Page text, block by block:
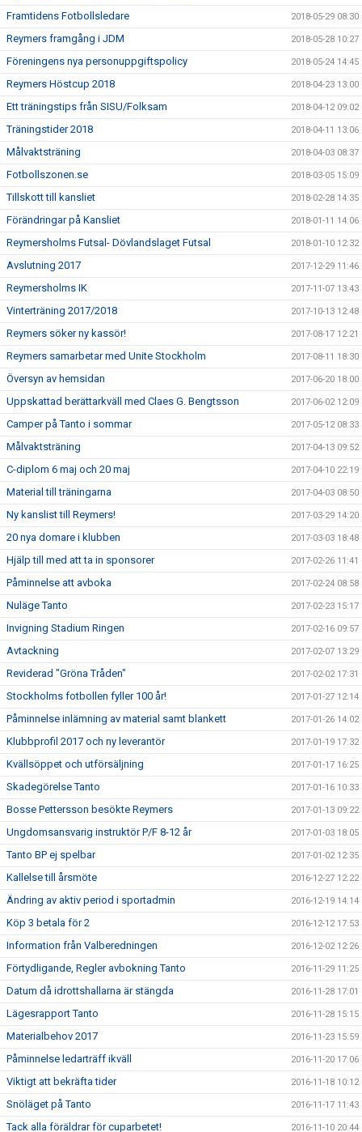
Framtidens Fotbollsledare 2018-05-29 08:30
Reymers framgång i JDM 2018-05-28 10:27
Föreningens nya personuppgiftspolicy 2018-05-24 14:45
Reymers Höstcup 2018 2018-04-23 13:00
Ett träningstips från SISU/Folksam 2018-04-12 09:02
Träningstider 2018 2018-04-11 13:06
Målvaktsträning 2018-04-03 08:37
Fotbollszonen.se 2018-03-05 15:09
Tillskott till kansliet 2018-02-28 14:35
Förändringar på Kansliet 2018-01-11 14:06
Reymersholms Futsal- Dövlandslaget Futsal 2018-01-10 12:32
Avslutning 2017 2017-12-29 11:46
Reymersholms IK 2017-11-07 13:43
Vinterträning 2017/2018 2017-10-13 12:48
Reymers söker ny kassör! 2017-08-17 12:21
Reymers samarbetar med Unite Stockholm 2017-08-11 18:30
Översyn av hemsidan 2017-06-20 18:00
Uppskattad berättarkväll med Claes G. Bengtsson 2017-06-02 12:09
Camper på Tanto i sommar 2017-05-12 08:33
Målvaktsträning 2017-04-13 09:52
C-diplom 6 maj och 20 maj 2017-04-10 22:19
Material till träningarna 2017-04-03 08:50
Ny kanslist till Reymers! 2017-03-29 14:20
20 nya domare i klubben 2017-03-03 18:48
Hjälp till med att ta in sponsorer 2017-02-26 11:41
Påminnelse att avboka 2017-02-24 08:58
Nuläge Tanto 2017-02-23 15:17
Invigning Stadium Ringen 2017-02-16 09:57
Avtackning 2017-02-07 13:29
Reviderad "Gröna Tråden" 2017-02-02 17:31
Stockholms fotbollen fyller 100 år! 2017-01-27 12:14
Påminnelse inlämning av material samt blankett 2017-01-26 14:02
Klubbprofil 2017 och ny leverantör 2017-01-19 17:32
Kvällsöppet och utförsäljning 2017-01-17 16:25
Skadegörelse Tanto 2017-01-16 10:33
Bosse Pettersson besökte Reymers 2017-01-13 09:22
Ungdomsansvarig instruktör P/F 8-12 år 2017-01-03 18:05
Tanto BP ej spelbar 2017-01-02 12:35
Kallelse till årsmöte 2016-12-27 12:22
Ändring av aktiv period i sportadmin 2016-12-19 14:14
Köp 3 betala för 2 2016-12-12 17:53
Information från Valberedningen 2016-12-02 12:26
Förtydligande, Regler avbokning Tanto 2016-11-29 11:25
Datum då idrottshallarna är stängda 2016-11-28 17:01
Lägesrapport Tanto 2016-11-28 15:15
Materialbehov 2017 2016-11-23 15:59
Påminnelse ledarträff ikväll 2016-11-20 17:06
Viktigt att bekräfta tider 2016-11-18 10:12
Snöläget på Tanto 2016-11-17 11:43
Tack alla föräldrar för cuparbetet! 2016-11-10 20:44